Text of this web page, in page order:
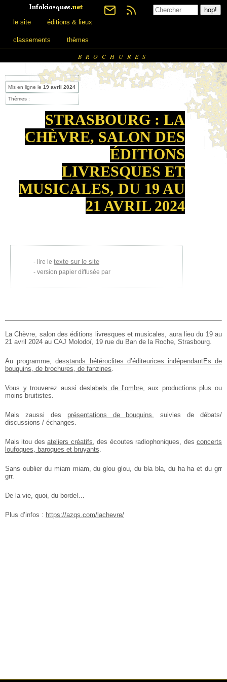
le site éditions & lieux
classements thèmes
BROCHURES
Mis en ligne le 19 avril 2024
Thèmes :
STRASBOURG : LA
CHÈVRE, SALON DES
ÉDITIONS
LIVRESQUES ET
MUSICALES, DU 19 AU
21 AVRIL 2024
lire le texte sur le site
version papier diffusée par
La Chèvre, salon des éditions livresques et musicales, aura lieu du 19 au
21 avril 2024 au CAJ Molodoï, 19 rue du Ban de la Roche, Strasbourg.
Au programme, desstands hétéroclites d’éditeurices indépendantEs de
bouquins, de brochures, de fanzines.
Vous y trouverez aussi des labels de l’ombre, aux productions plus ou
moins bruitistes.
Mais zaussi des présentations de bouquins, suivies de débats/
discussions / échanges.
Mais itou desateliers créatifs, des écoutes radiophoniques, desconcerts
loufoques, baroques et bruyants.
Sans oublier du miam miam, du glou glou, du bla bla, du ha ha et du grr
grr.
De la vie, quoi, du bordel…
Plus d’infos : https://azqs.com/lachevre/